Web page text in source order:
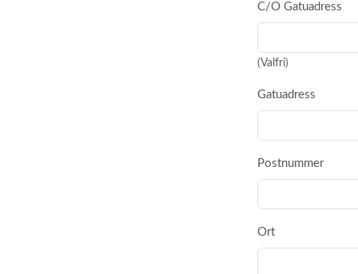
C/O Gatuadress
(Valfri)
Gatuadress
Postnummer
Ort